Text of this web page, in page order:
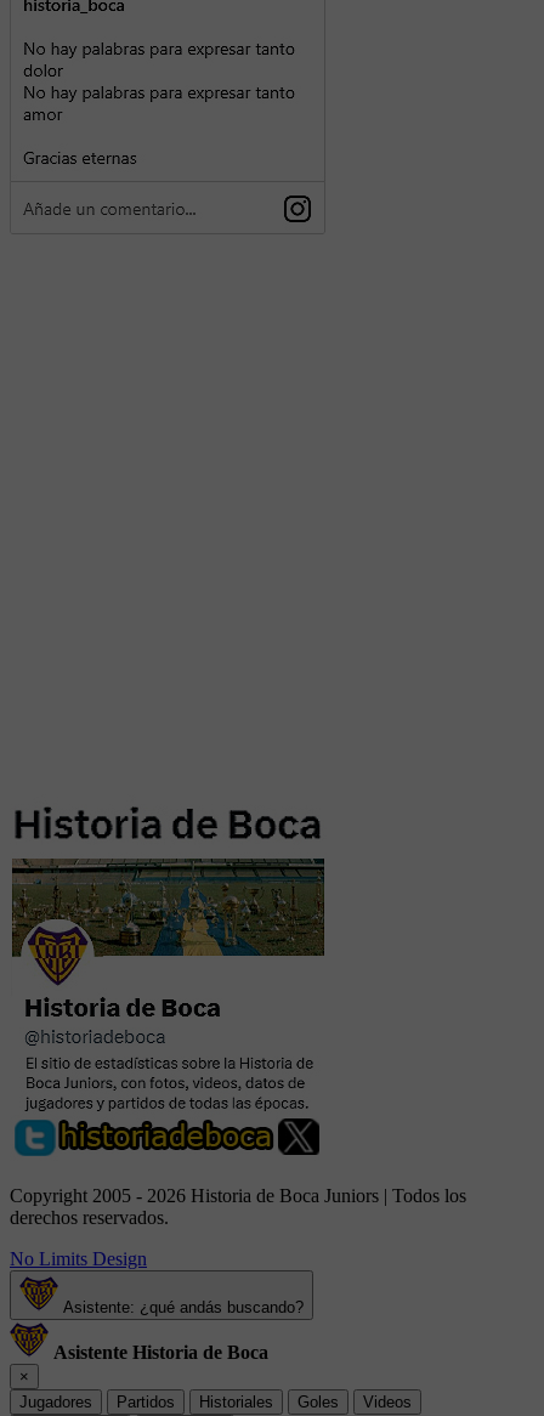
Copyright 2005 - 2026 Historia de Boca Juniors | Todos los
derechos reservados.
No Limits Design
Asistente: ¿qué andás buscando?
Asistente Historia de Boca
×
Jugadores
Partidos Historiales Goles
Videos